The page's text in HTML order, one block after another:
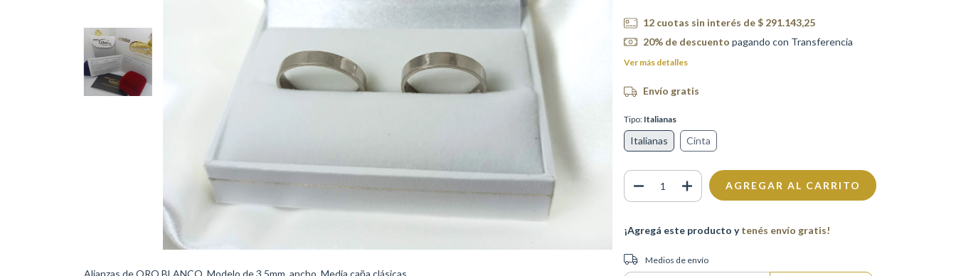
Alianzas de ORO BLANCO. Modelo de 3,5mm. ancho. Media caña clásicas.
12 cuotas sin interés de$ 291.143,25
20% de descuento pagando con Transferencia
Ver más detalles
Envío gratis
Tipo: Italianas
Italianas Cinta
¡Agregá este producto ytenés envío gratis!
Entregas para el CP:
Medios de envío